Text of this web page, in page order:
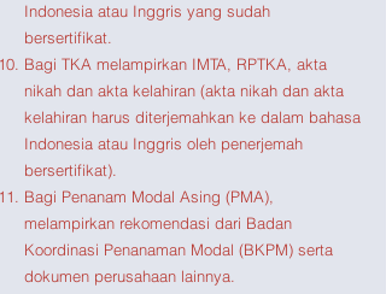
Indonesia atau Inggris yang sudah
bersertifikat.
Bagi TKA melampirkan IMTA, RPTKA, akta
nikah dan akta kelahiran (akta nikah dan akta
kelahiran harus diterjemahkan ke dalam bahasa
Indonesia atau Inggris oleh penerjemah
bersertifikat).
Bagi Penanam Modal Asing (PMA),
melampirkan rekomendasi dari Badan
Koordinasi Penanaman Modal (BKPM) serta
dokumen perusahaan lainnya.